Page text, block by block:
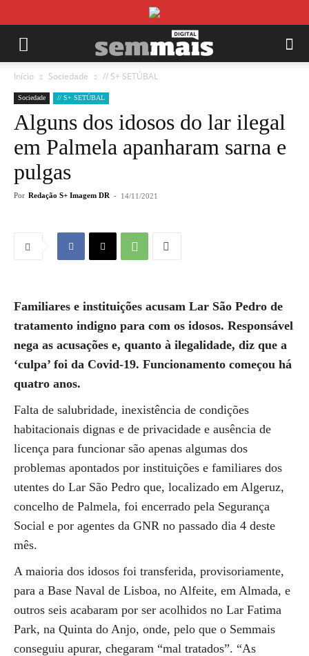
Início Sociedade // S+ SETÚBAL
Sociedade // S+ SETÚBAL
Alguns dos idosos do lar ilegal
em Palmela apanharam sarna e
pulgas
Por Redação S+ Imagem DR - 14/11/2021
Familiares e instituições acusam Lar São Pedro de
tratamento indigno para com os idosos. Responsável
nega as acusações e, quanto à ilegalidade, diz que a
‘culpa’ foi da Covid-19. Funcionamento começou há
quatro anos.
Falta de salubridade, inexistência de condições
habitacionais dignas e de privacidade e ausência de
licença para funcionar são apenas algumas dos
problemas apontados por instituições e familiares dos
utentes do Lar São Pedro que, localizado em Algeruz,
concelho de Palmela, foi encerrado pela Segurança
Social e por agentes da GNR no passado dia 4 deste
mês.
A maioria dos idosos foi transferida, provisoriamente,
para a Base Naval de Lisboa, no Alfeite, em Almada, e
outros seis acabaram por ser acolhidos no Lar Fatima
Park, na Quinta do Anjo, onde, pelo que o Semmais
conseguiu apurar, chegaram “mal tratados”. “As